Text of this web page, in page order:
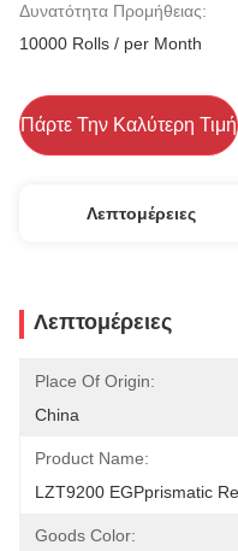
Δυνατότητα Προμήθειας:
10000 Rolls / per Month
Πάρτε Την Καλύτερη Τιμή
Λεπτομέρειες
Λεπτομέρειες
Place Of Origin:
China
Product Name:
LZT9200 EGPprismatic
Goods Color: